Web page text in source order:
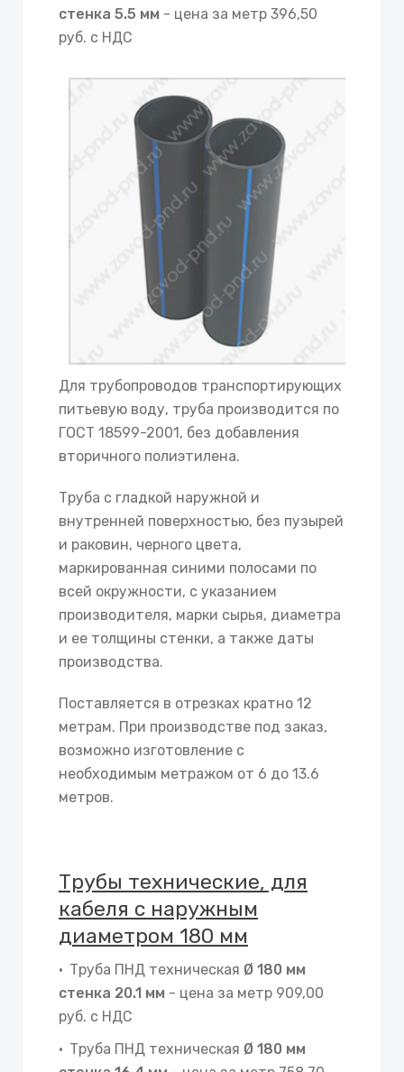
стенка 5.5 мм - цена за метр 396,50
руб. с НДС
Для трубопроводов транспортирующих
питьевую воду, труба производится по
ГОСТ 18599-2001, без добавления
вторичного полиэтилена.
Труба с гладкой наружной и
внутренней поверхностью, без пузырей
и раковин, черного цвета,
маркированная синими полосами по
всей окружности, с указанием
производителя, марки сырья, диаметра
и ее толщины стенки, а также даты
производства.
Поставляется в отрезках кратно 12
метрам. При производстве под заказ,
возможно изготовление с
необходимым метражом от 6 до 13.6
метров.
Трубы технические, для
кабеля с наружным
диаметром 180 мм
Труба ПНД техническая Ø 180 мм
стенка 20.1 мм - цена за метр 909,00
руб. с НДС
Труба ПНД техническая Ø 180 мм